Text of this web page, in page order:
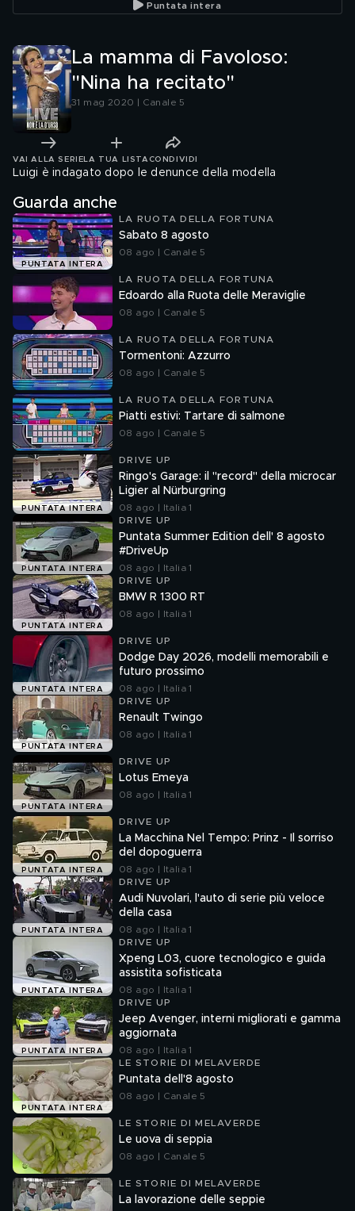
Puntata intera
La mamma di Favoloso:
"Nina ha recitato"
31 mag 2020 | Canale 5
VAI ALLA SERIE LA TUA LISTA CONDIVIDI
Luigi è indagato dopo le denunce della modella
Guarda anche
PUNTATA INTERA
LA RUOTA DELLA FORTUNA
Sabato 8 agosto
08 ago | Canale 5
LA RUOTA DELLA FORTUNA
Edoardo alla Ruota delle Meraviglie
08 ago | Canale 5
LA RUOTA DELLA FORTUNA
Tormentoni: Azzurro
08 ago | Canale 5
LA RUOTA DELLA FORTUNA
Piatti estivi: Tartare di salmone
08 ago | Canale 5
PUNTATA INTERA
DRIVE UP
Ringo's Garage: il "record" della microcar
Ligier al Nürburgring
08 ago | Italia 1
PUNTATA INTERA
DRIVE UP
Puntata Summer Edition dell' 8 agosto
#DriveUp
08 ago | Italia 1
PUNTATA INTERA
DRIVE UP
BMW R 1300 RT
08 ago | Italia 1
PUNTATA INTERA
DRIVE UP
Dodge Day 2026, modelli memorabili e
futuro prossimo
08 ago | Italia 1
PUNTATA INTERA
DRIVE UP
Renault Twingo
08 ago | Italia 1
PUNTATA INTERA
DRIVE UP
Lotus Emeya
08 ago | Italia 1
PUNTATA INTERA
DRIVE UP
La Macchina Nel Tempo: Prinz - Il sorriso
del dopoguerra
08 ago | Italia 1
PUNTATA INTERA
DRIVE UP
Audi Nuvolari, l'auto di serie più veloce
della casa
08 ago | Italia 1
PUNTATA INTERA
DRIVE UP
Xpeng L03, cuore tecnologico e guida
assistita sofisticata
08 ago | Italia 1
PUNTATA INTERA
DRIVE UP
Jeep Avenger, interni migliorati e gamma
aggiornata
08 ago | Italia 1
PUNTATA INTERA
LE STORIE DI MELAVERDE
Puntata dell'8 agosto
08 ago | Canale 5
LE STORIE DI MELAVERDE
Le uova di seppia
08 ago | Canale 5
LE STORIE DI MELAVERDE
La lavorazione delle seppie